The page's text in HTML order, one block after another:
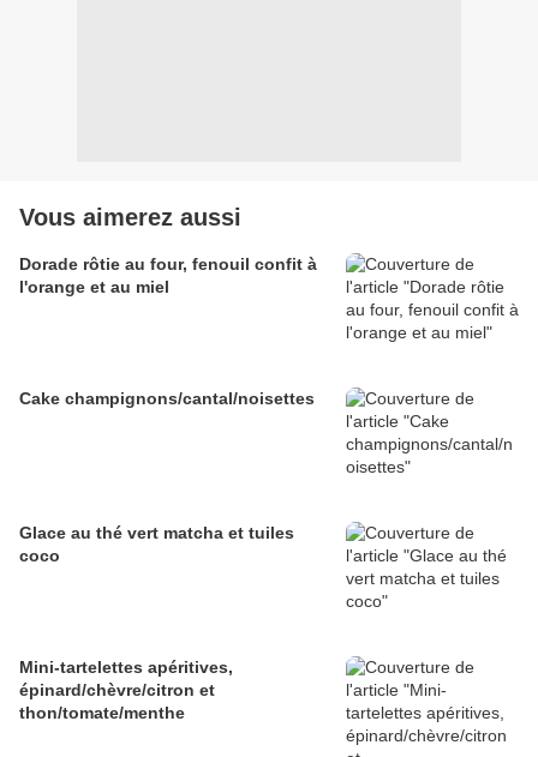
Vous aimerez aussi
Dorade rôtie au four, fenouil confit à
l'orange et au miel
Cake champignons/cantal/noisettes
Glace au thé vert matcha et tuiles
coco
Mini-tartelettes apéritives,
épinard/chèvre/citron et
thon/tomate/menthe